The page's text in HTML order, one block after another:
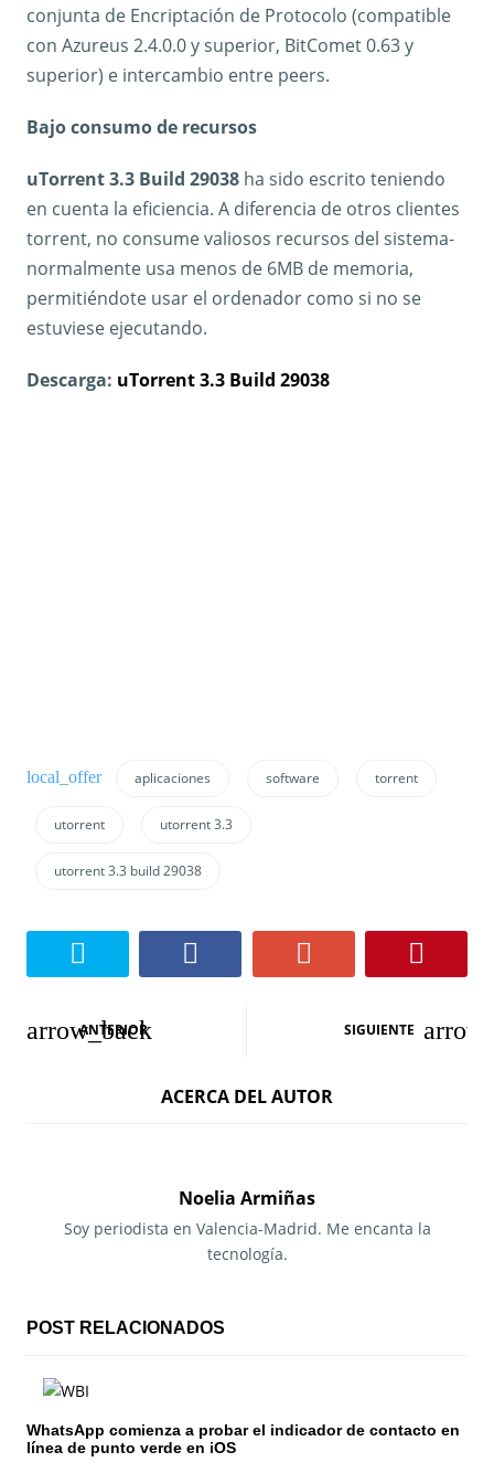
conjunta de Encriptación de Protocolo (compatible
con Azureus 2.4.0.0 y superior, BitComet 0.63 y
superior) e intercambio entre peers.
Bajo consumo de recursos
uTorrent 3.3 Build 29038 ha sido escrito teniendo
en cuenta la eficiencia. A diferencia de otros clientes
torrent, no consume valiosos recursos del sistema-
normalmente usa menos de 6MB de memoria,
permitiéndote usar el ordenador como si no se
estuviese ejecutando.
Descarga: uTorrent 3.3 Build 29038
aplicaciones software torrent
utorrent utorrent 3.3
utorrent 3.3 build 29038
N
i
n
d
ANTERIOR SIGUIENTE
ACERCA DEL AUTOR
Noelia Armiñas
Soy periodista en Valencia-Madrid. Me encanta la
tecnología.
POST RELACIONADOS
WhatsApp comienza a probar el indicador de contacto en
línea de punto verde en iOS